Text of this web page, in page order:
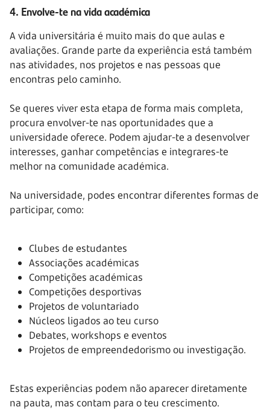
4. Envolve-te na vida académica
A vida universitária é muito mais do que aulas e
avaliações. Grande parte da experiência está também
nas atividades, nos projetos e nas pessoas que
encontras pelo caminho.
Se queres viver esta etapa de forma mais completa,
procura envolver-te nas oportunidades que a
universidade oferece. Podem ajudar-te a desenvolver
interesses, ganhar competências e integrares-te
melhor na comunidade académica.
Na universidade, podes encontrar diferentes formas de
participar, como:
Clubes de estudantes
Associações académicas
Competições académicas
Competições desportivas
Projetos de voluntariado
Núcleos ligados ao teu curso
Debates, workshops e eventos
Projetos de empreendedorismo ou investigação.
Estas experiências podem não aparecer diretamente
na pauta, mas contam para o teu crescimento.